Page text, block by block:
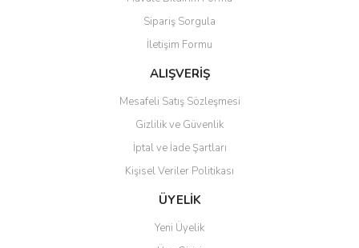
Ürün bilgilerinde hatalar bulunuyor.
Ürün fiyatı diğer sitelerden daha pahalı.
Bu ürüne benzer farklı alternatifler olmalı.
Gönder
Sipariş Sorgula
İletişim Formu
ALIŞVERİŞ
Mesafeli Satış Sözleşmesi
Gizlilik ve Güvenlik
İptal ve İade Şartları
Kişisel Veriler Politikası
ÜYELİK
Yeni Üyelik